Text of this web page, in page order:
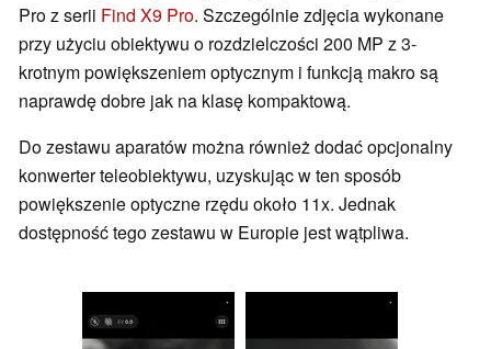
Pro z serii Find X9 Pro. Szczególnie zdjęcia wykonane
przy użyciu obiektywu o rozdzielczości 200 MP z 3-
krotnym powiększeniem optycznym i funkcją makro są
naprawdę dobre jak na klasę kompaktową.
Do zestawu aparatów można również dodać opcjonalny
konwerter teleobiektywu, uzyskując w ten sposób
powiększenie optyczne rzędu około 11x. Jednak
dostępność tego zestawu w Europie jest wątpliwa.